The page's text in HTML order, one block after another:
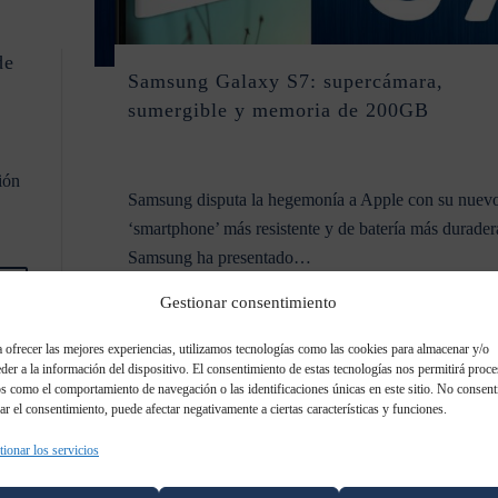
Gestionar consentimiento
ofrecer las mejores experiencias, utilizamos tecnologías como las cookies para almacenar y/o
a la información del dispositivo. El consentimiento de estas tecnologías nos permitirá
como el comportamiento de navegación o las identificaciones únicas en este sitio. No
el consentimiento, puede afectar negativamente a ciertas características y funciones.
los servicios
Samsung Galaxy S7: supercámara,
sumergible y memoria de 200GB
Samsung disputa la hegemonía a Apple con su
‘smartphone’ más resistente y de batería más
Samsung ha presentado…
FEB
18
2016